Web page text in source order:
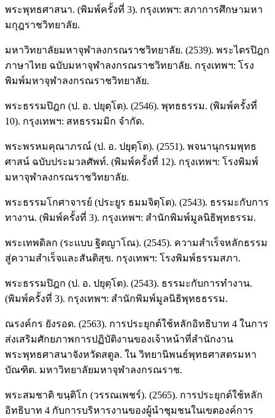
พระพุทธศาสนา. (พิมพ์ครั้งที่ 3). กรุงเทพฯ: สภาการศึกษามหา
มกุฎราชวิทยาลัย.
มหาวิทยาลัยมหาจุฬาลงกรณราชวิทยาลัย. (2539). พระไตรปิฎก
ภาษาไทย ฉบับมหาจุฬาลงกรณราชวิทยาลัย. กรุงเทพฯ: โรง
พิมพ์มหาจุฬาลงกรณราชวิทยาลัย.
พระธรรมปิฎก (ป. อ. ปยุตฺโต). (2546). พุทธธรรม. (พิมพ์ครั้งที่
10). กรุงเทพฯ: สหธรรมมิก จำกัด.
พระพรหมคุณาภรณ์ (ป. อ. ปยุตฺโต). (2551). พจนานุกรมพุทธ
ศาสน์ ฉบับประมวลศัพท์. (พิมพ์ครั้งที่ 12). กรุงเทพฯ: โรงพิมพ์
มหาจุฬาลงกรณราชวิทยาลัย.
พระธรรมโกศาจารย์ (ประยูร ธมมจิตฺโต). (2543). ธรรมะกับการ
ทางาน. (พิมพ์ครั้งที่ 3). กรุงเทพฯ: สำนักพิมพ์มูลนิธิพุทธรรม.
พระเทพดิลก (ระแบบ ฐิตญาโณ). (2545). ความสำเร็จหลักธรรม
สู่ความสำเร็จและสันติสุข. กรุงเทพฯ: โรงพิมพ์ธรรมสภา.
พระธรรมปิฎก (ป. อ. ปยุตฺโต). (2543). ธรรมะกับการทำงาน.
(พิมพ์ครั้งที่ 3). กรุงเทพฯ: สำนักพิมพ์มูลนิธิพุทธธรรม.
ณรงค์กร ยังรอด. (2563). การประยุกต์ใช้หลักอิทธิบาท 4 ในการ
ส่งเสริมศักยภาพการปฏิบัติงานของเจ้าหน้าที่สำนักงาน
พระพุทธศาสนาจังหวัดสตูล. ใน วิทยานิพนธ์พุทธศาสตรมหา
บัณฑิต. มหาวิทยาลัยมหาจุฬาลงกรณราช.
พระสมชาติ ขนฺติโก (วรรณเพชร์). (2565). การประยุกต์ใช้หลัก
อิทธิบาท 4 กับการบริหารงานของผู้นำชุมชนในเขตองค์การ